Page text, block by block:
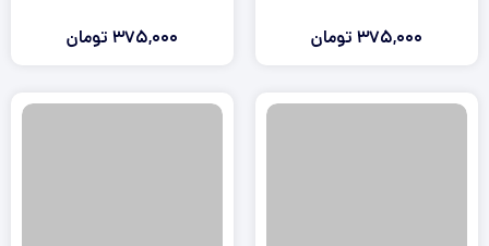
375,000 تومان 375,000 تومان